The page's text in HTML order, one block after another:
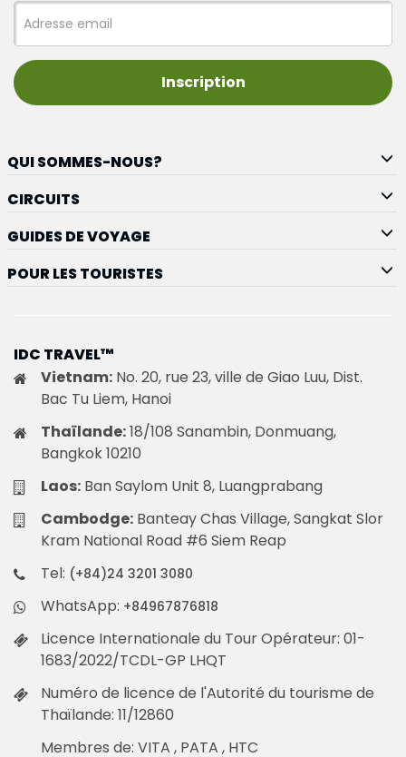
Inscription
QUI SOMMES-NOUS?
CIRCUITS
GUIDES DE VOYAGE
POUR LES TOURISTES
IDC TRAVEL™
Vietnam: No. 20, rue 23, ville de Giao Luu, Dist.
Bac Tu Liem, Hanoi
Thaïlande:18/108 Sanambin, Donmuang,
Bangkok 10210
Laos: Ban Saylom Unit 8, Luangprabang
Cambodge: Banteay Chas Village, Sangkat Slor
Kram National Road #6 Siem Reap
Tel: (+84)24 3201 3080
WhatsApp: +84967876818
Licence Internationale du Tour Opérateur: 01-
1683/2022/TCDL-GP LHQT
Numéro de licence de l'Autorité du tourisme de
Thaïlande: 11/12860
Membres de: VITA , PATA , HTC